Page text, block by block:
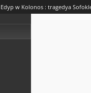
Edyp w Kolonos : tragedya